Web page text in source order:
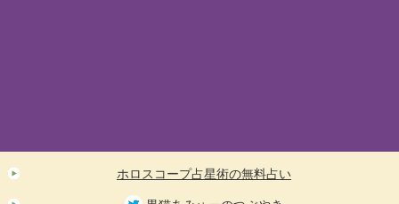
ホロスコープ占星術の無料占い